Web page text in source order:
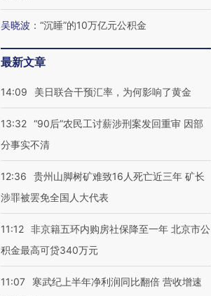
吴晓波 ： “沉睡”的10万亿元公积金
最新文章
14:09 美日联合干预汇率，为何影响了黄金
13:32 “90后”农民工讨薪涉刑案发回重审 因部
分事实不清
12:36
贵州山脚树矿难致16人死亡近三年 矿长
涉罪被罢免全国人大代表
11:12 非京籍五环内购房社保降至一年 北京市公
积金最高可贷340万元
11:07
寒武纪上半年净利润同比翻倍 营收增速